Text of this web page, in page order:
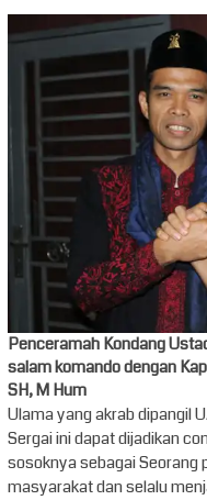
Penceramah Kondang
salam komando dengan
SH, M Hum
Ulama yang akrab dipangil
Sergai ini dapat dijadikan
sosoknya sebagai
masyarakat dan selalu